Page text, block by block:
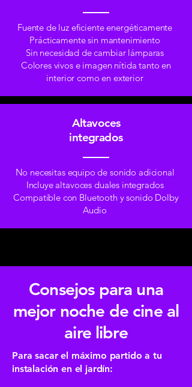
Fuente de luz eficiente energéticamente
Prácticamente sin mantenimiento
Sin necesidad de cambiar lámparas
Colores vivos e imagen nítida tanto en
interior como en exterior
Altavoces
integrados
No necesitas equipo de sonido adicional
Incluye altavoces duales integrados
Compatible con Bluetooth y sonido Dolby
Audio
Consejos para una
mejor noche de cine al
aire libre
Para sacar el máximo partido a tu
instalación en el jardín: